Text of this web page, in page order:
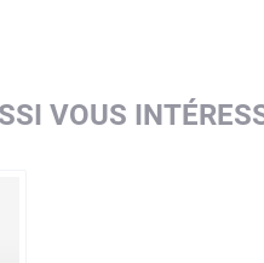
VOUS